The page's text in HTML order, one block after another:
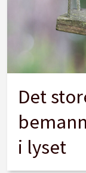
Det
i lyset